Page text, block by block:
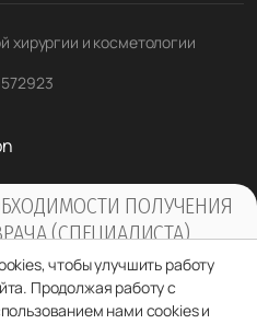
хирургии и косметологии
ПОЛУЧЕНИЯ
(СПЕЦИАЛИСТА)
УСЛУГАМ И
чтобы улучшить работу
Продолжая работу с
нами cookies и